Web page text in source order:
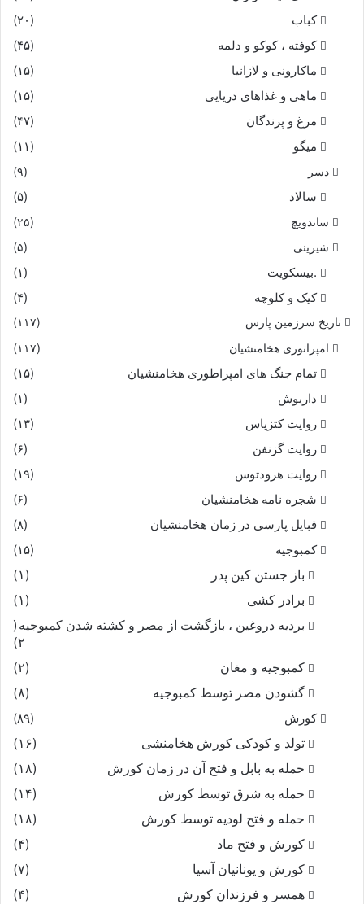
کباب
(۲۰)
کوفته ، کوکو و دلمه
(۴۵)
ماکارونی و لازانیا
(۱۵)
ماهی و غذاهای دریایی
(۱۵)
مرغ و پرندگان
(۴۷)
میگو
(۱۱)
دسر (۹)
سالاد (۵)
ساندویچ
(۲۵)
شیرینی
(۵)
.بیسکویت
(۱)
کیک و کلوچه
(۴)
تاریخ سرزمین پارس (۱۱۷)
امپراتوری هخامنشیان (۱۱۷)
تمام جنگ های امپراطوری هخامنشیان
(۱۵)
داریوش
(۱)
روایت کتزیاس
(۱۳)
روایت گزنفن
(۶)
روایت هرودتوس
(۱۹)
شجره نامه هخامنشیان
(۶)
قبایل پارسی در زمان هخامنشیان
(۸)
کمبوجیه
(۱۵)
باز جستن کین پدر
(۱)
برادر کشی
(۱)
بردیه دروغین ، بازگشت از مصر و کشته شدن کمبوجیه (
۲)
کمبوجیه و مغان
(۲)
گشودن مصر توسط کمبوجیه
(۸)
کورش
(۸۹)
تولد و کودکی کورش هخامنشی
(۱۶)
حمله به بابل و فتح آن در زمان کورش
(۱۸)
حمله به شرق توسط کورش
(۱۴)
حمله و فتح لودیه توسط کورش
(۱۸)
کورش و فتح ماد
(۴)
کورش و یونانیان آسیا
(۷)
همسر و فرزندان کورش
(۴)